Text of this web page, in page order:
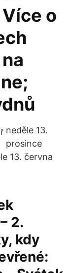
o
neděle 13.
prosince
13. června
2.
kdy